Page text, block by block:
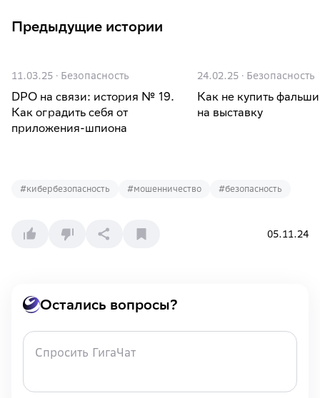
Предыдущие истории
11.03.25 · Безопасность
DPO на связи: история № 19.
Как оградить себя от
приложения-шпиона
24.02.25 · Безопасность
Как не купить
на выставку
#кибербезопасность #мошенничество #безопасность
05.11.24
Остались вопросы?